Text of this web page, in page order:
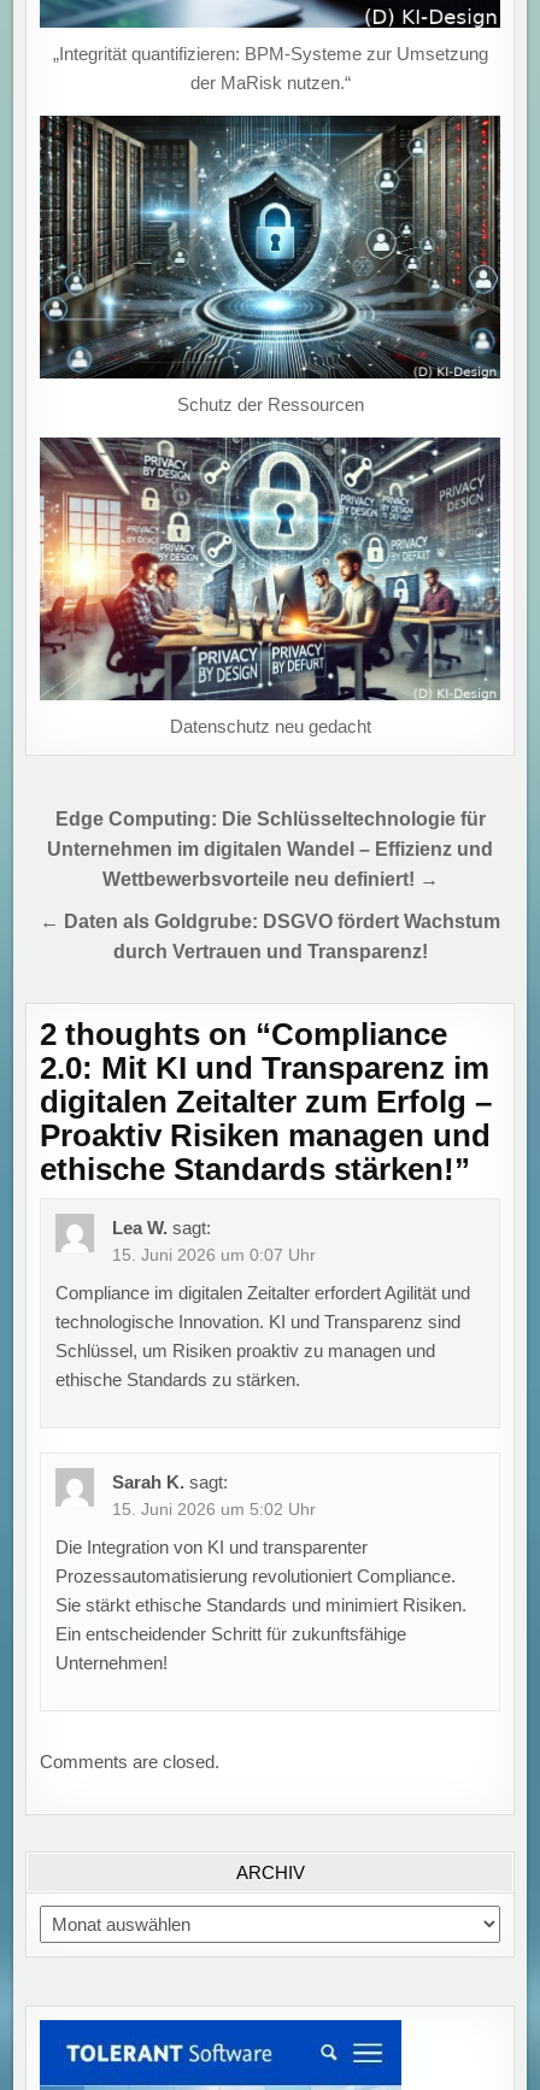
„Integrität quantifizieren: BPM-Systeme zur Umsetzung
der MaRisk nutzen.“
Schutz der Ressourcen
Datenschutz neu gedacht
Beitragsnavigation
Edge Computing: Die Schlüsseltechnologie für
Unternehmen im digitalen Wandel – Effizienz und
Wettbewerbsvorteile neu definiert! →
← Daten als Goldgrube: DSGVO fördert Wachstum
durch Vertrauen und Transparenz!
2 thoughts on “Compliance
2.0: Mit KI und Transparenz im
digitalen Zeitalter zum Erfolg –
Proaktiv Risiken managen und
ethische Standards stärken!”
Lea W. sagt:
15. Juni 2026 um 0:07 Uhr
Compliance im digitalen Zeitalter erfordert Agilität und
technologische Innovation. KI und Transparenz sind
Schlüssel, um Risiken proaktiv zu managen und
ethische Standards zu stärken.
Sarah K. sagt:
15. Juni 2026 um 5:02 Uhr
Die Integration von KI und transparenter
Prozessautomatisierung revolutioniert Compliance.
Sie stärkt ethische Standards und minimiert Risiken.
Ein entscheidender Schritt für zukunftsfähige
Unternehmen!
Comments are closed.
ARCHIV
Archiv